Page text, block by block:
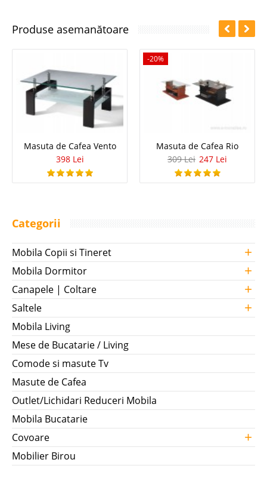
Produse asemanătoare
Masuta de Cafea Vento
398 Lei
-20%
Masuta de Cafea Rio
309 Lei 247 Lei
Categorii
Mobila Copii si Tineret +
Mobila Dormitor +
Canapele | Coltare +
Saltele +
Mobila Living
Mese de Bucatarie / Living
Comode si masute Tv
Masute de Cafea
Outlet/Lichidari Reduceri Mobila
Mobila Bucatarie
Covoare
+
Mobilier Birou